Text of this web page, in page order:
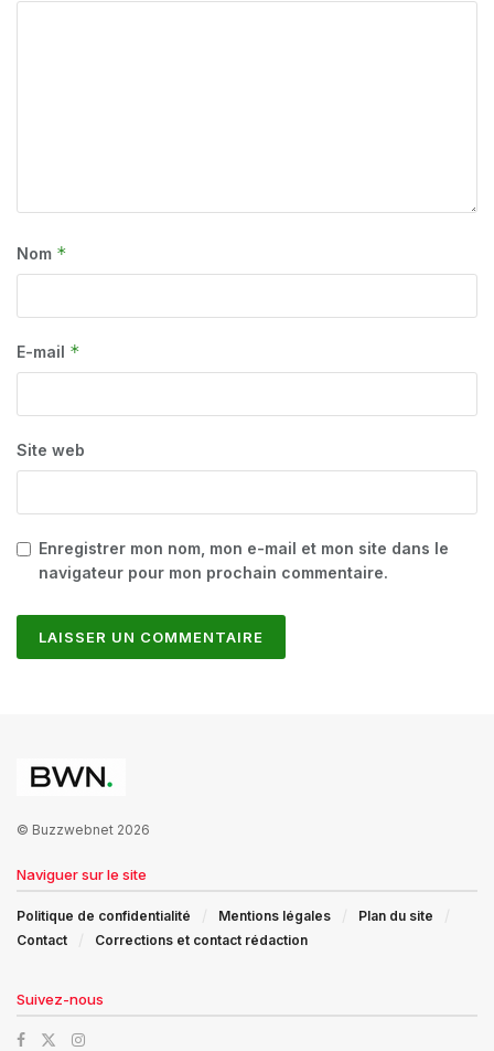
Nom *
E-mail *
Site web
Enregistrer mon nom, mon e-mail et mon site dans le
navigateur pour mon prochain commentaire.
© Buzzwebnet 2026
Naviguer sur le site
Politique de confidentialité Mentions légales
Plan du site
Contact
Corrections et contact rédaction
Suivez-nous